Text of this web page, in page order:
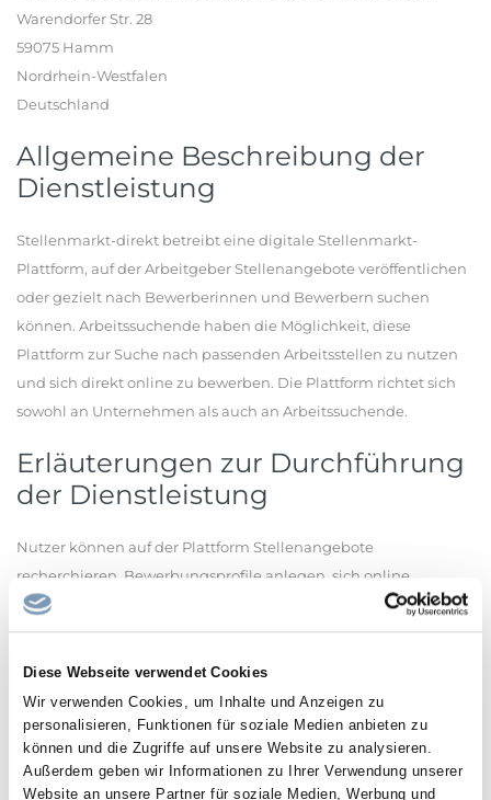
Diese Webseite verwendet Cookies
Wir verwenden Cookies, um Inhalte und Anzeigen zu
personalisieren, Funktionen für soziale Medien anbieten zu
können und die Zugriffe auf unsere Website zu analysieren.
Außerdem geben wir Informationen zu Ihrer Verwendung unserer
Website an unsere Partner für soziale Medien, Werbung und
Warendorfer Str. 28
59075 Hamm
Nordrhein-Westfalen
Deutschland
Allgemeine Beschreibung der
Dienstleistung
Stellenmarkt-direkt betreibt eine digitale Stellenmarkt-
Plattform, auf der Arbeitgeber Stellenangebote veröffentlichen
oder gezielt nach Bewerberinnen und Bewerbern suchen
können. Arbeitssuchende haben die Möglichkeit, diese
Plattform zur Suche nach passenden Arbeitsstellen zu nutzen
und sich direkt online zu bewerben. Die Plattform richtet sich
sowohl an Unternehmen als auch an Arbeitssuchende.
Erläuterungen zur Durchführung
der Dienstleistung
Nutzer können auf der Plattform Stellenangebote
recherchieren, Bewerbungsprofile anlegen, sich online
bewerben und verschiedene weitere Funktionen zur Jobsuche
und -vermittlung nutzen. Zur Verbesserung der Bedienbarkeit
zur Unterstützung der Barrierefreiheit, wie zum Beispiel
Anpassung der Darstellung, Vergrößerung von Texten oder
erleichterte Navigation, die von Nutzern individuell aktiviert